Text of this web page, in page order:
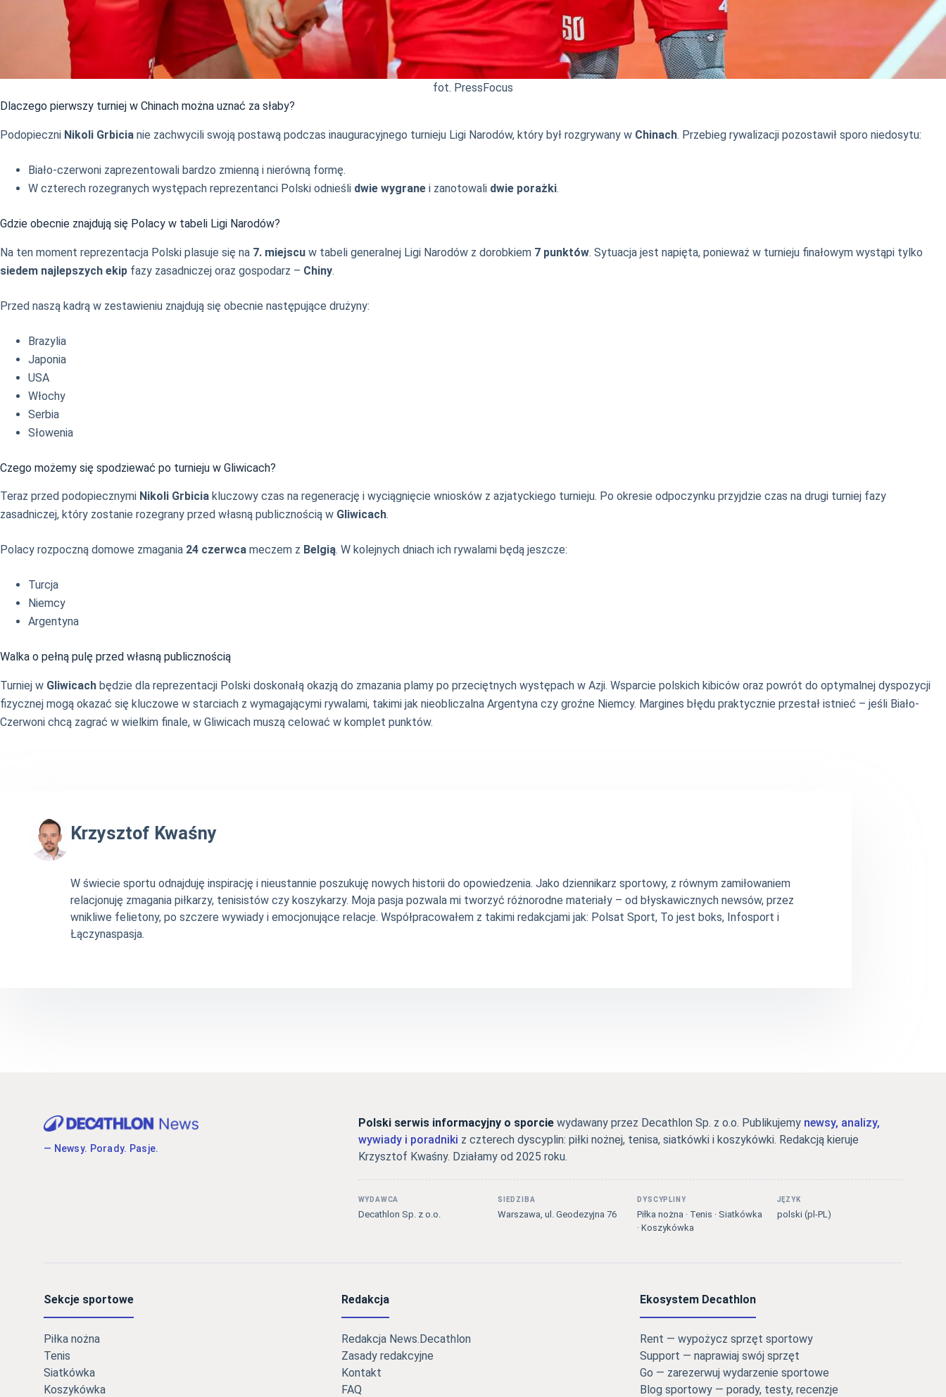
fot. PressFocus
Dlaczego pierwszy turniej w Chinach można uznać za słaby?
Podopieczni Nikoli Grbicia nie zachwycili swoją postawą podczas inauguracyjnego turnieju Ligi Narodów, który był rozgrywany w Chinach. Przebieg rywalizacji pozostawił sporo niedosytu:
Biało-czerwoni zaprezentowali bardzo zmienną i nierówną formę.
W czterech rozegranych występach reprezentanci Polski odnieśli dwie wygrane i zanotowali dwie porażki.
Gdzie obecnie znajdują się Polacy w tabeli Ligi Narodów?
Na ten moment reprezentacja Polski plasuje się na 7. miejscu w tabeli generalnej Ligi Narodów z dorobkiem 7 punktów. Sytuacja jest napięta, ponieważ w turnieju finałowym wystąpi tylko
siedem najlepszych ekip fazy zasadniczej oraz gospodarz – Chiny.
Przed naszą kadrą w zestawieniu znajdują się obecnie następujące drużyny:
Brazylia
Japonia
USA
Włochy
Serbia
Słowenia
Czego możemy się spodziewać po turnieju w Gliwicach?
Teraz przed podopiecznymi Nikoli Grbicia kluczowy czas na regenerację i wyciągnięcie wniosków z azjatyckiego turnieju. Po okresie odpoczynku przyjdzie czas na drugi turniej fazy
zasadniczej, który zostanie rozegrany przed własną publicznością w Gliwicach.
Polacy rozpoczną domowe zmagania 24 czerwca meczem z Belgią. W kolejnych dniach ich rywalami będą jeszcze:
Turcja
Niemcy
Argentyna
Walka o pełną pulę przed własną publicznością
Turniej w Gliwicach będzie dla reprezentacji Polski doskonałą okazją do zmazania plamy po przeciętnych występach w Azji. Wsparcie polskich kibiców oraz powrót do optymalnej dyspozycji
fizycznej mogą okazać się kluczowe w starciach z wymagającymi rywalami, takimi jak nieobliczalna Argentyna czy groźne Niemcy. Margines błędu praktycznie przestał istnieć – jeśli Biało-
Czerwoni chcą zagrać w wielkim finale, w Gliwicach muszą celować w komplet punktów.
Krzysztof Kwaśny
W świecie sportu odnajduję inspirację i nieustannie poszukuję nowych historii do opowiedzenia. Jako dziennikarz sportowy, z równym zamiłowaniem
relacjonuję zmagania piłkarzy, tenisistów czy koszykarzy. Moja pasja pozwala mi tworzyć różnorodne materiały – od błyskawicznych newsów, przez
wnikliwe felietony, po szczere wywiady i emocjonujące relacje. Współpracowałem z takimi redakcjami jak: Polsat Sport, To jest boks, Infosport i
Łączynaspasja.
— Newsy. Porady. Pasje.
Polski serwis informacyjny o sporciewydawany przez Decathlon Sp. z o.o. Publikujemy newsy, analizy,
wywiady i poradniki z czterech dyscyplin: piłki nożnej, tenisa, siatkówki i koszykówki. Redakcją kieruje
Krzysztof Kwaśny. Działamy od 2025 roku.
WYDAWCA
Decathlon Sp. z o.o.
SIEDZIBA
Warszawa, ul. Geodezyjna 76
DYSCYPLINY
Piłka nożna · Tenis · Siatkówka
· Koszykówka
JĘZYK
polski (pl-PL)
Sekcje sportowe
Piłka nożna
Tenis
Siatkówka
Koszykówka
Redakcja
Redakcja News.Decathlon
Zasady redakcyjne
Kontakt
FAQ
Ekosystem Decathlon
Rent — wypożycz sprzęt sportowy
Support — naprawiaj swój sprzęt
Go — zarezerwuj wydarzenie sportowe
Blog sportowy — porady, testy, recenzje